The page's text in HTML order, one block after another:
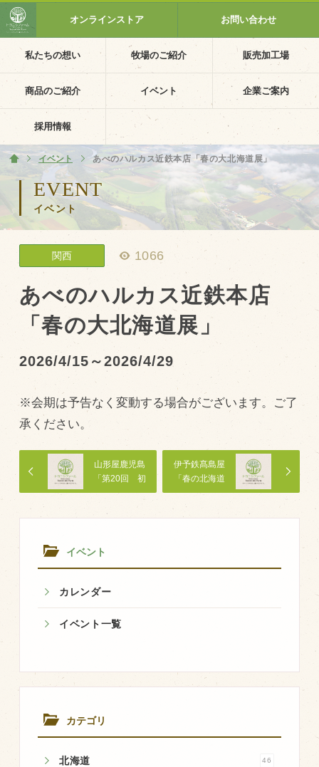
私たちの想い 牧場のご紹介 販売加工場
商品のご紹介 イベント 企業ご案内
採用情報
オンラインストア お問い合わせ
EVENT
イベント
イベント
カレンダー
イベント一覧
カテゴリ
北海道 46
関西 1066
あべのハルカス近鉄本店
「春の大北海道展」
2026/4/15～2026/4/29
※会期は予告なく変動する場合がございます。ご了
承ください。
伊予鉄髙島屋
「春の北海道
物産展」
山形屋鹿児島
「第20回 初
夏の北海道物
ホーム
イベント あべのハルカス近鉄本店「春の大北海道展」
ホーム
私たちの想い
PV動画
イベントカレンダー
イベント一覧
採用情報
企業ご案内
会社概要・沿革
アクセス
個人情報保護方針
トピックス（新着順）
お知らせ
お客様の声
オリジナル投稿レシピ
十勝帯広の観光
採用情報
牧場のご紹介
環境・堆肥リサイクル
販売加工場
食肉加工場を新設